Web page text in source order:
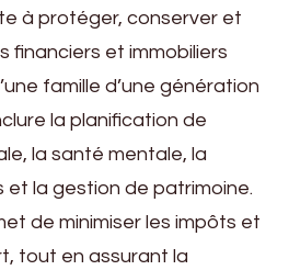
à protéger, conserver et
financiers et immobiliers
famille d’une génération
la planification de
la santé mentale, la
la gestion de patrimoine.
de minimiser les impôts et
tout en assurant la